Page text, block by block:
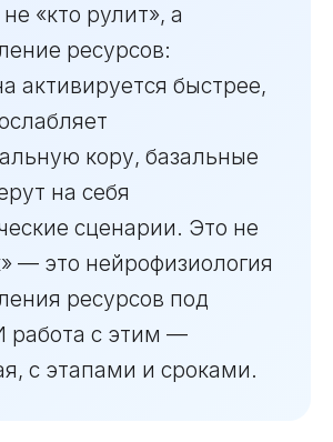
«кто рулит», а
ресурсов:
активируется быстрее,
кору, базальные
на себя
сценарии. Это не
— это нейрофизиология
ресурсов под
работа с этим —
с этапами и сроками.